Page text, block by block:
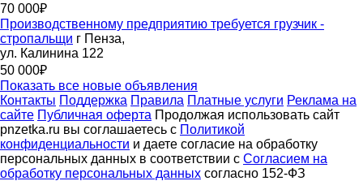
70 000₽
Производственному предприятию требуется грузчик -
стропальщи г Пенза,
ул. Калинина 122
50 000₽
Показать все новые объявления
Контакты Поддержка Правила Платные услуги Реклама на
сайте Публичная оферта Продолжая использовать сайт
pnzetka.ru вы соглашаетесь с Политикой
конфиденциальности и даете согласие на обработку
персональных данных в соответствии с Согласием на
обработку персональных данных согласно 152-ФЗ